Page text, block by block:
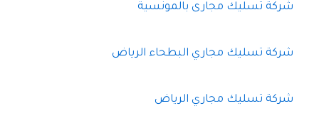
شركة تسليك مجارى بالمونسية
شركة تسليك مجاري البطحاء الرياض
شركة تسليك مجاري الرياض